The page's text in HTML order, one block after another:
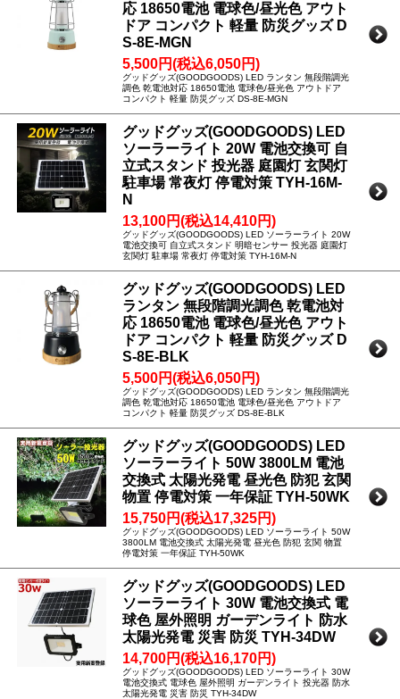
応 18650電池 電球色/昼光色 アウト
ドア コンパクト 軽量 防災グッズ D
S-8E-MGN
5,500円(税込6,050円)
グッドグッズ(GOODGOODS) LED ランタン 無段階調光
調色 乾電池対応 18650電池 電球色/昼光色 アウトドア
コンパクト 軽量 防災グッズ DS-8E-MGN
グッドグッズ(GOODGOODS) LED
ソーラーライト 20W 電池交換可 自
立式スタンド 投光器 庭園灯 玄関灯
駐車場 常夜灯 停電対策 TYH-16M-
N
13,100円(税込14,410円)
グッドグッズ(GOODGOODS) LED ソーラーライト 20W
電池交換可 自立式スタンド 明暗センサー 投光器 庭園灯
玄関灯 駐車場 常夜灯 停電対策 TYH-16M-N
グッドグッズ(GOODGOODS) LED
ランタン 無段階調光調色 乾電池対
応 18650電池 電球色/昼光色 アウト
ドア コンパクト 軽量 防災グッズ D
S-8E-BLK
5,500円(税込6,050円)
グッドグッズ(GOODGOODS) LED ランタン 無段階調光
調色 乾電池対応 18650電池 電球色/昼光色 アウトドア
コンパクト 軽量 防災グッズ DS-8E-BLK
グッドグッズ(GOODGOODS) LED
ソーラーライト 50W 3800LM 電池
交換式 太陽光発電 昼光色 防犯 玄関
物置 停電対策 一年保証 TYH-50WK
15,750円(税込17,325円)
グッドグッズ(GOODGOODS) LED ソーラーライト 50W
3800LM 電池交換式 太陽光発電 昼光色 防犯 玄関 物置
停電対策 一年保証 TYH-50WK
グッドグッズ(GOODGOODS) LED
ソーラーライト 30W 電池交換式 電
球色 屋外照明 ガーデンライト 防水
太陽光発電 災害 防災 TYH-34DW
14,700円(税込16,170円)
グッドグッズ(GOODGOODS) LED ソーラーライト 30W
電池交換式 電球色 屋外照明 ガーデンライト 投光器 防水
太陽光発電 災害 防災 TYH-34DW